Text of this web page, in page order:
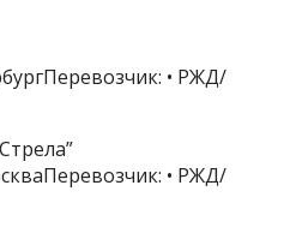
• РЖД/
• РЖД/